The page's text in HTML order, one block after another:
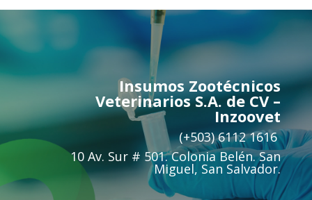
Insumos Zootécnicos
Veterinarios S.A. de CV –
Inzoovet
(+503) 6112 1616
10 Av. Sur # 501. Colonia Belén. San
Miguel, San Salvador.